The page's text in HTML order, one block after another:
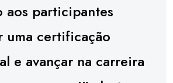
aos participantes
uma certificação
e avançar na carreira